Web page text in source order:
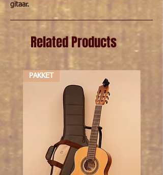
gitaar.
Related Products
PAKKET